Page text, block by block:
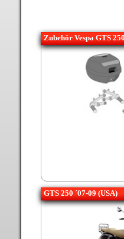
Zubehör Vespa GTS 250
GTS 250 ´07-09 (USA)